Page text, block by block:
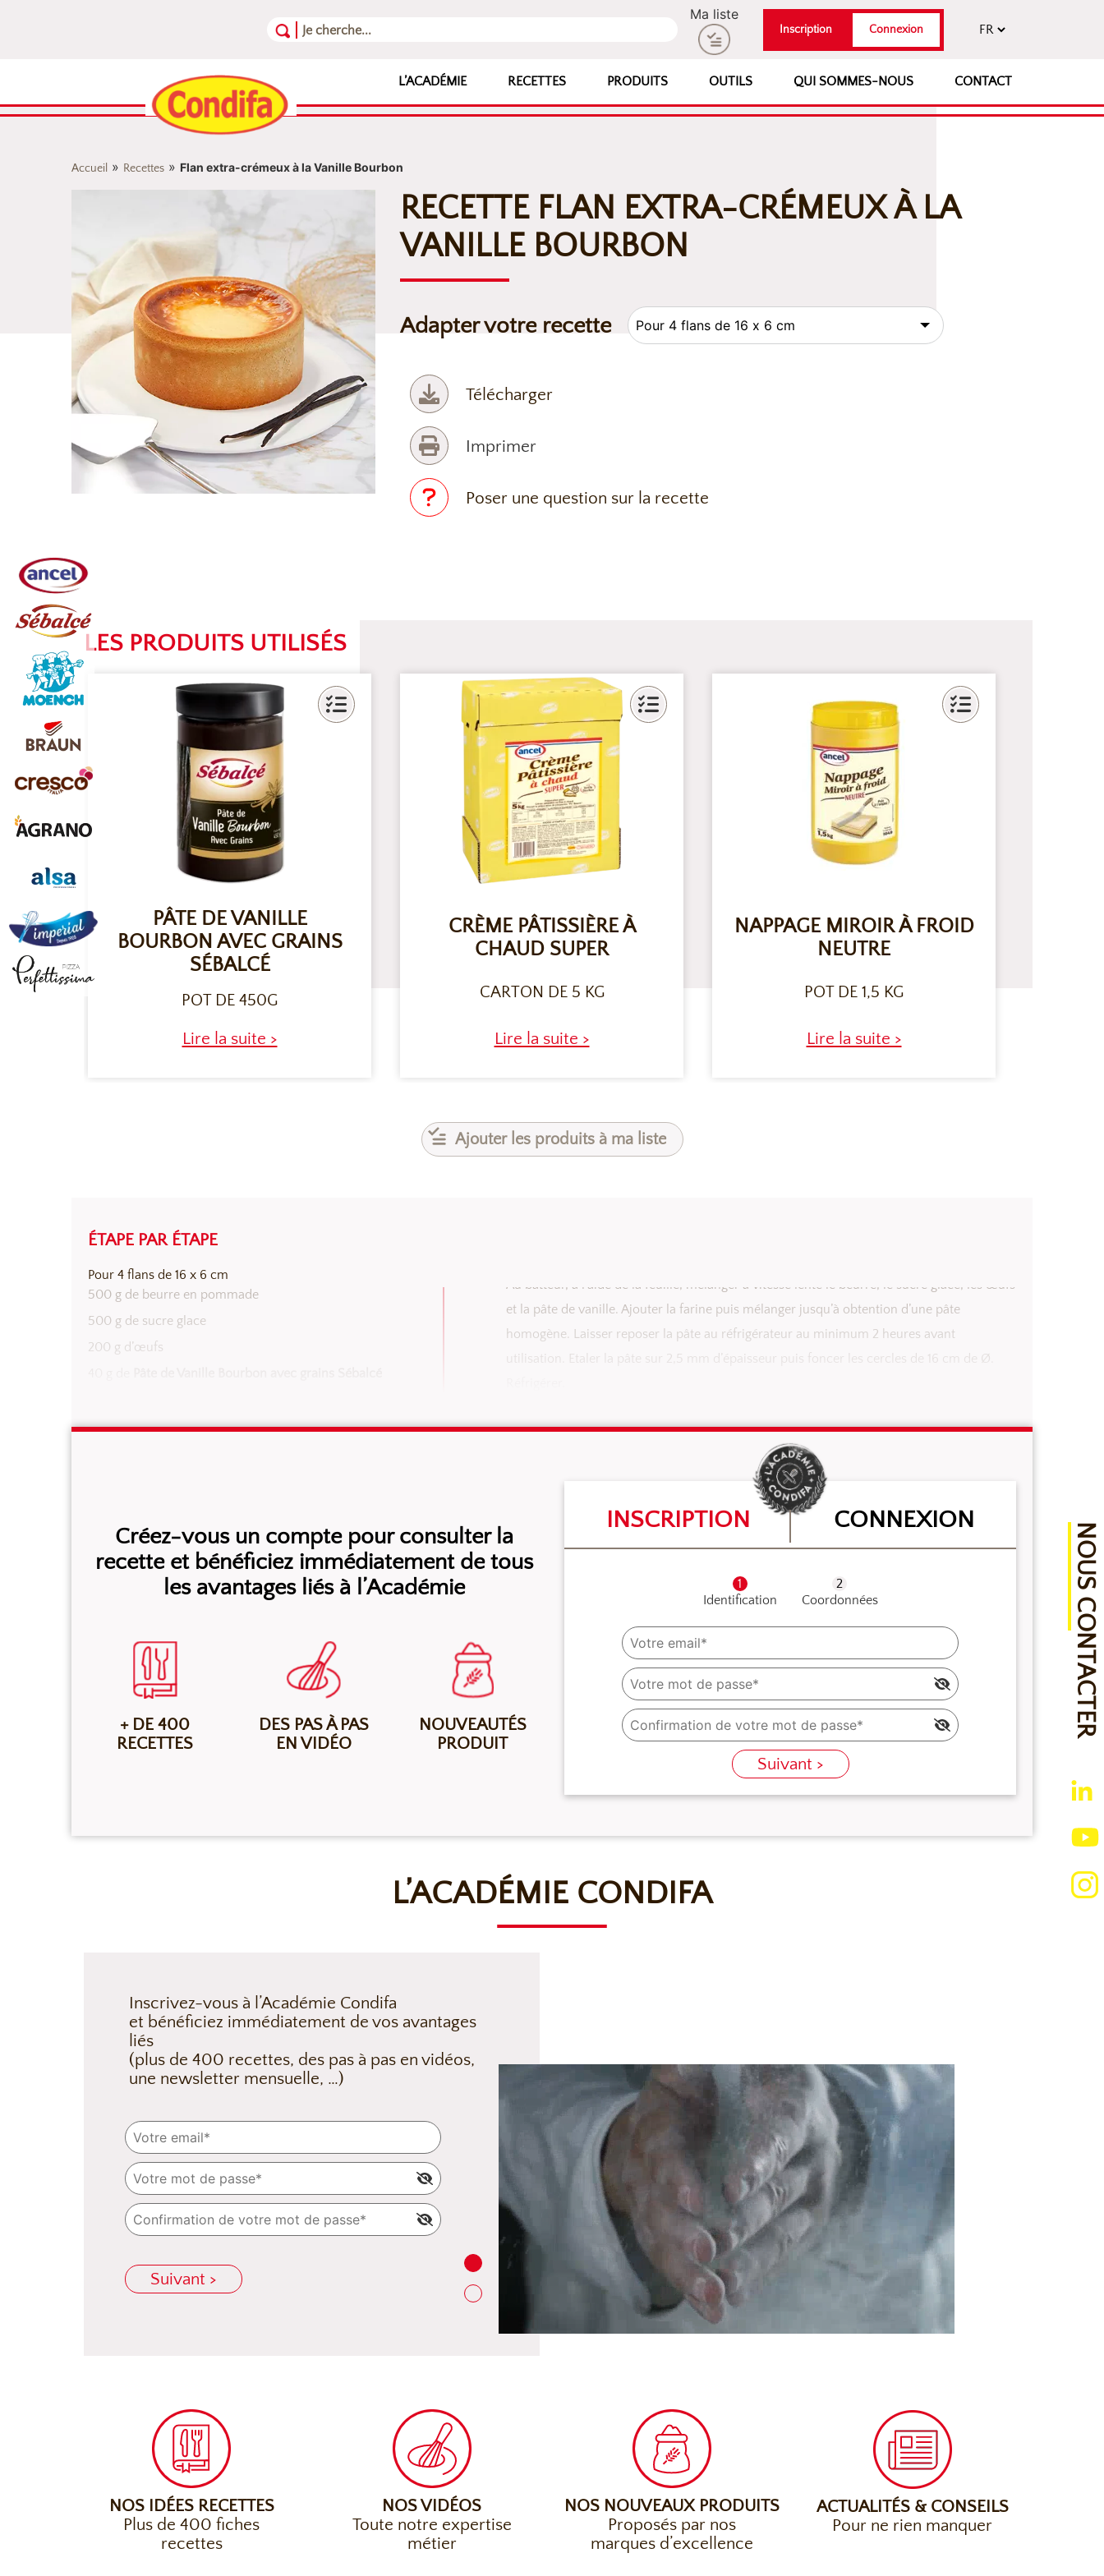
Ma liste
Inscription Connexion
L’ACADÉMIE RECETTES PRODUITS OUTILS QUI SOMMES-NOUS CONTACT
NOUS CONTACTER
Accueil » Recettes » Flan extra-crémeux à la Vanille Bourbon
RECETTE FLAN EXTRA-CRÉMEUX À LA
VANILLE BOURBON
Adapter votre recette
Télécharger
Imprimer
Poser une question sur la recette
LES PRODUITS UTILISÉS
PÂTE DE VANILLE
BOURBON AVEC GRAINS
SÉBALCÉ
POT DE 450G
Lire la suite >
CRÈME PÂTISSIÈRE À
CHAUD SUPER
CARTON DE 5 KG
Lire la suite >
NAPPAGE MIROIR À FROID
NEUTRE
POT DE 1,5 KG
Lire la suite >
Ajouter les produits à ma liste
ÉTAPE PAR ÉTAPE
Pour 4 flans de 16 x 6 cm
PÂTE SUCRÉE
500 g de beurre en pommade
500 g de sucre glace
200 g d’œufs
Au batteur, à l’aide de la feuille, mélanger à vitesse lente le beurre, le sucre glace, les œufs
et la pâte de vanille. Ajouter la farine puis mélanger jusqu’à obtention d’une pâte
homogène. Laisser reposer la pâte au réfrigérateur au minimum 2 heures avant
utilisation. Etaler la pâte sur 2,5 mm d’épaisseur puis foncer les cercles de 16 cm de Ø.
Créez-vous un compte pour consulter la
recette et bénéficiez immédiatement de tous
les avantages liés à l’Académie
+ DE 400
RECETTES
DES PAS À PAS
EN VIDÉO
NOUVEAUTÉS
PRODUIT
INSCRIPTION CONNEXION
Identification Coordonnées
Suivant >
L’ACADÉMIE CONDIFA
Inscrivez-vous à l’Académie Condifa
et bénéficiez immédiatement de vos avantages
liés
(plus de 400 recettes, des pas à pas en vidéos,
une newsletter mensuelle, …)
Suivant >
NOS IDÉES RECETTES
Plus de 400 fiches
recettes
NOS VIDÉOS
Toute notre expertise
métier
NOS NOUVEAUX PRODUITS
Proposés par nos
marques d’excellence
ACTUALITÉS & CONSEILS
Pour ne rien manquer